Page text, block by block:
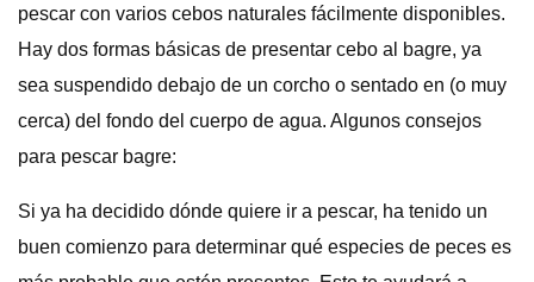
pescar con varios cebos naturales fácilmente disponibles.
Hay dos formas básicas de presentar cebo al bagre, ya
sea suspendido debajo de un corcho o sentado en (o muy
cerca) del fondo del cuerpo de agua. Algunos consejos
para pescar bagre:
Si ya ha decidido dónde quiere ir a pescar, ha tenido un
buen comienzo para determinar qué especies de peces es